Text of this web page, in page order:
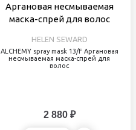
HELEN SEWARD
ALCHEMY spray mask 13/F Аргановая
несмываемая маска-спрей для
волос
2 880 ₽